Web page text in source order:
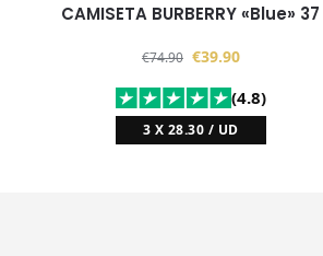
CAMISETA BURBERRY «Blue» 37
€74.90 €39.90
(4.8)
3 X 28.30 / UD